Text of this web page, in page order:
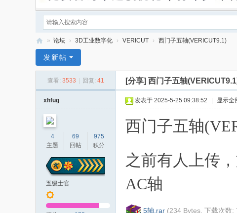
G
» 论坛 › 3D工业数字化 › VERICUT › 西门子五轴(VERICUT9.1)
发新帖
查看: 3533 回复: 41 [分享] 西门子五轴
xhfug
4
主题
69
回帖
975
积分
五级士官
发表于 2025-5-25 09:38:52 显示全
西门子五轴
之前有人上传
AC轴
5轴.rar (234 Bytes, 下载次数: